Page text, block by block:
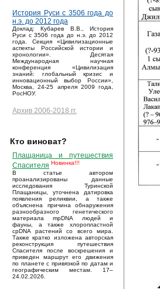
История Руси с 3506 года до
н.э. до 2012 года
Доклад: Кубарев В.В., История
Руси с 3506 года до н.э. до 2012
года. Секция «Цивилизационные
аспекты Российской истории и
хронологии». Десятая
Международная научная
конференция «Цивилизация
знаний: глобальный кризис и
инновационный выбор России»,
Москва, 24-25 апреля 2009 года,
РосНОУ.
Архив 2006-2018 гг.
Кто виноват?
Плащаница и путешествия
Спасителя Новинка!!!
В статье автором
проанализированы данные
исследования Туринской
Плащаницы, уточнена датировка
появления реликвии, а также
объяснена причина обнаружения
разнообразного генетического
материала mpDNA людей и
фауны, а также хлоропластной
cpDNA растений со всего мира.
Также кратко изложена авторская
реконструкция путешествия
Спасителя после воскрешения и
приведен маршрут его движения
по планете с привязкой по датам и
географическим местам. 17–
24.02.2026.